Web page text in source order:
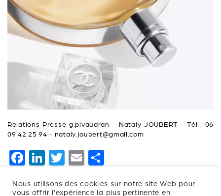
Relations Presse g.pivaudran – Nataly JOUBERT – Tél : 06
09 42 25 94 – nataly.joubert@gmail.com
F
c
Li
k
T
tt
E
ai ta
Nous utilisons des cookies sur notre site Web pour
vous offrir l'expérience la plus pertinente en